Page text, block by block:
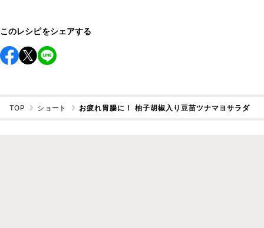
このレシピをシェアする
TOP ショート お疲れ胃腸に！ 柚子胡椒入り豆苗ツナマヨサラダ